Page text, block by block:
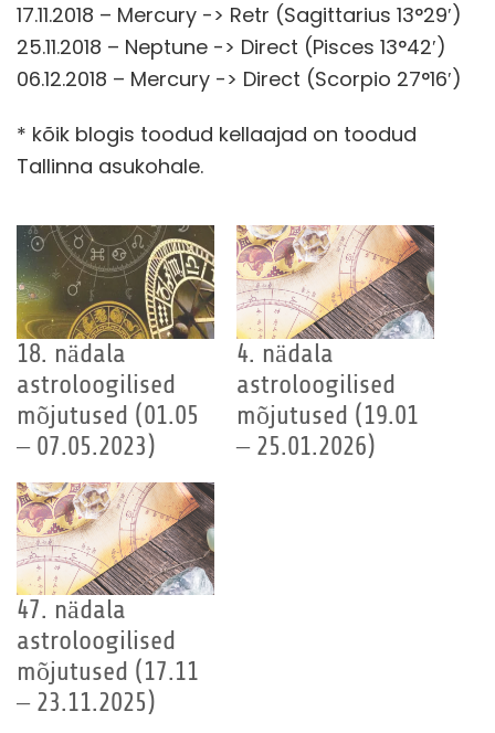
17.11.2018 – Mercury -> Retr (Sagittarius 13°29′)
25.11.2018 – Neptune -> Direct (Pisces 13°42′)
06.12.2018 – Mercury -> Direct (Scorpio 27°16′)
* kõik blogis toodud kellaajad on toodud
Tallinna asukohale.
18. nädala
astroloogilised
mõjutused (01.05
– 07.05.2023)
4. nädala
astroloogilised
mõjutused (19.01
– 25.01.2026)
47. nädala
astroloogilised
mõjutused (17.11
– 23.11.2025)